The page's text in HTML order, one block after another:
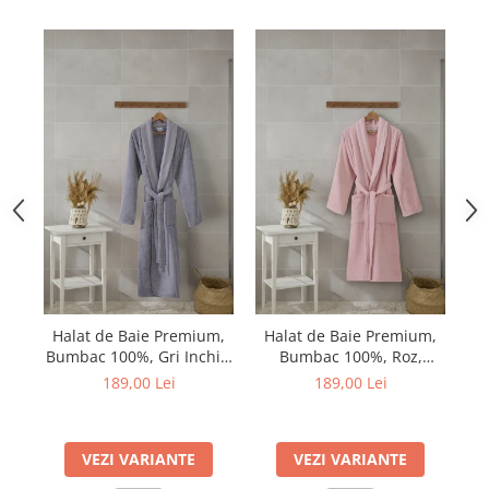
Halat de Baie Premium,
Bumbac 100%, Gri Inchis,
Ambalat in Cutie Cadou
189,00 Lei
VEZI VARIANTE
Halat de Baie Premium,
Bumbac 100%, Roz,
Ambalat in Cutie Cadou
189,00 Lei
VEZI VARIANTE